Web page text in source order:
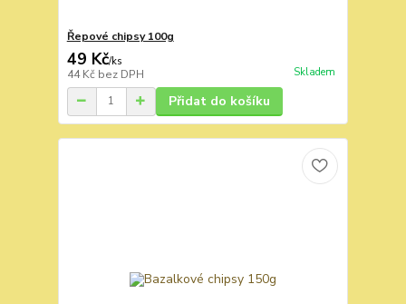
Řepové chipsy 100g
49 Kč/ks
44 Kč bez DPH Skladem
Přidat do košíku